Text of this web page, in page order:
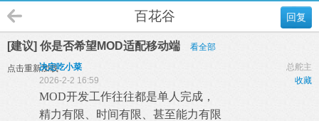
回复
百花谷
[建议] 你是否希望MOD适配移动端 看全部
点击重新加载 总舵主
决定吃小菜
收藏
2026-2-2 16:59
MOD开发工作往往都是单人完成，
精力有限、时间有限、甚至能力有限